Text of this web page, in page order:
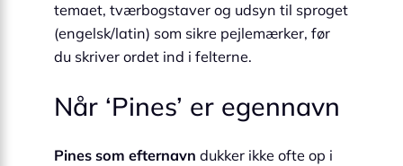
temaet, tværbogstaver og udsyn til sproget
(engelsk/latin) som sikre pejlemærker, før
du skriver ordet ind i felterne.
Når ‘Pines’ er egennavn
Pines som efternavn dukker ikke ofte op i